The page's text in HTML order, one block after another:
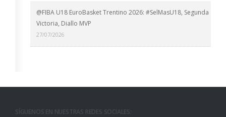
@FIBA U18 EuroBasket Trentino 2026: #SelMasU18, Segunda
Victoria, Diallo MVP
27/07/2026
SÍGUENOS EN NUESTRAS REDES SOCIALES: